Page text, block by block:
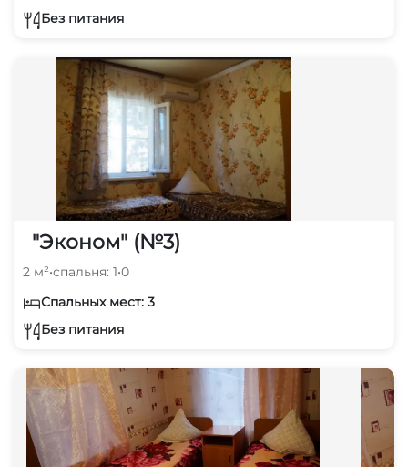
Без питания
"Эконом" (№3)
2 м²•спальня: 1•0
Спальных мест: 3
Без питания